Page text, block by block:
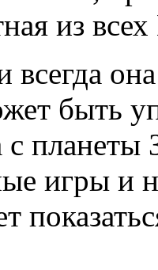
из
всегда
быть
планеты
игры и